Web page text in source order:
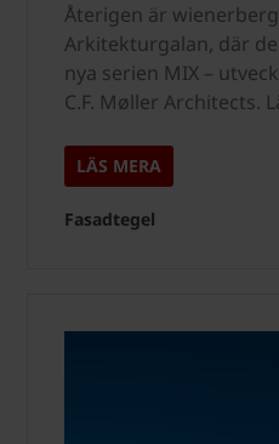
Återigen är
Arkitekturgalan, där
nya serien MIX –
C.F. Møller Architects.
LÄS MERA
Fasadtegel